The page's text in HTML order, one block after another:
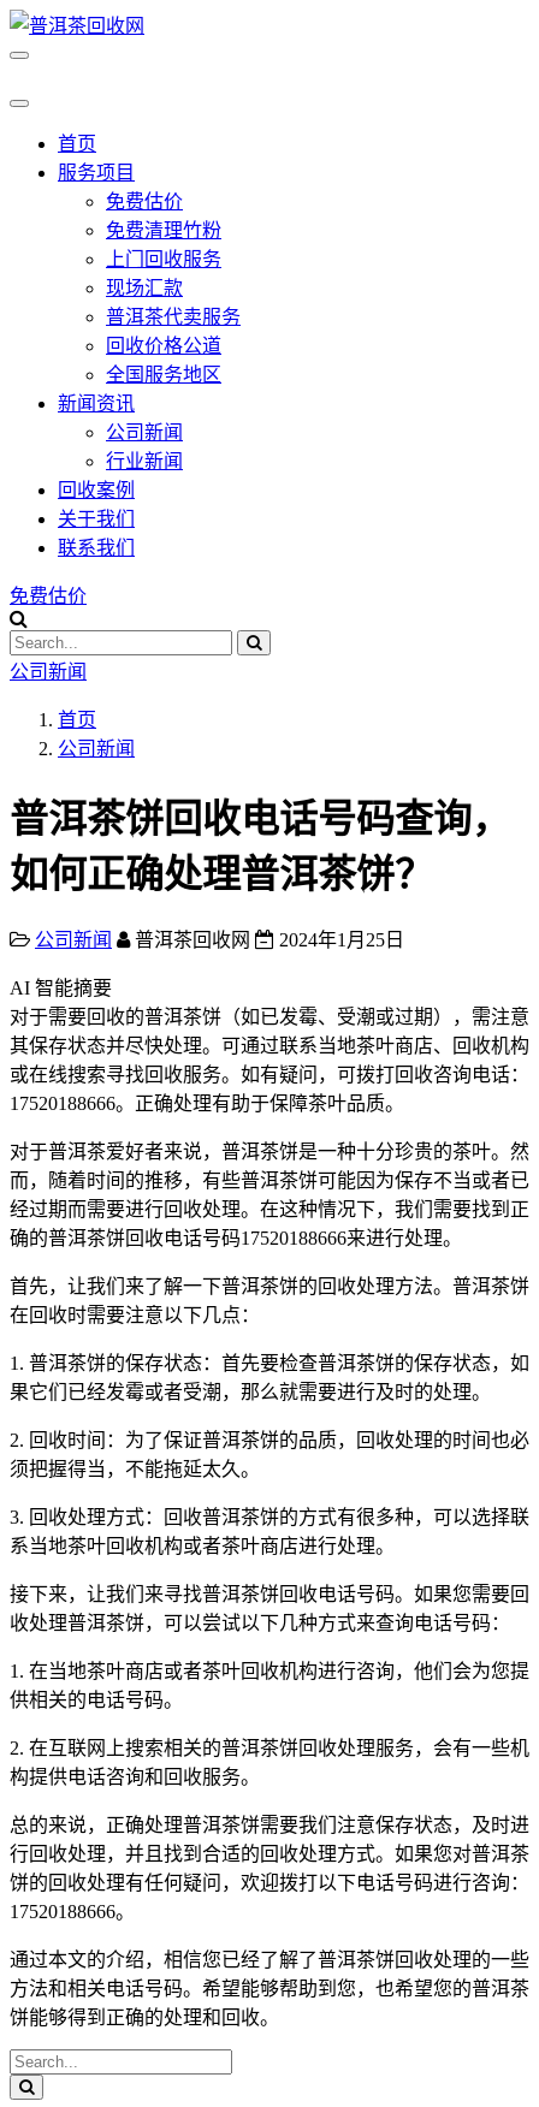
首页
服务项目
免费估价
免费清理竹粉
上门回收服务
现场汇款
普洱茶代卖服务
回收价格公道
全国服务地区
新闻资讯
公司新闻
行业新闻
回收案例
关于我们
联系我们
免费估价
公司新闻
首页
公司新闻
普洱茶饼回收电话号码查询，
如何正确处理普洱茶饼？
公司新闻 普洱茶回收网 2024年1月25日
AI 智能摘要
对于需要回收的普洱茶饼（如已发霉、受潮或过期），需注意
其保存状态并尽快处理。可通过联系当地茶叶商店、回收机构
或在线搜索寻找回收服务。如有疑问，可拨打回收咨询电话：
17520188666。正确处理有助于保障茶叶品质。
对于普洱茶爱好者来说，普洱茶饼是一种十分珍贵的茶叶。然
而，随着时间的推移，有些普洱茶饼可能因为保存不当或者已
经过期而需要进行回收处理。在这种情况下，我们需要找到正
确的普洱茶饼回收电话号码17520188666来进行处理。
首先，让我们来了解一下普洱茶饼的回收处理方法。普洱茶饼
在回收时需要注意以下几点：
1. 普洱茶饼的保存状态：首先要检查普洱茶饼的保存状态，如
果它们已经发霉或者受潮，那么就需要进行及时的处理。
2. 回收时间：为了保证普洱茶饼的品质，回收处理的时间也必
须把握得当，不能拖延太久。
3. 回收处理方式：回收普洱茶饼的方式有很多种，可以选择联
系当地茶叶回收机构或者茶叶商店进行处理。
接下来，让我们来寻找普洱茶饼回收电话号码。如果您需要回
收处理普洱茶饼，可以尝试以下几种方式来查询电话号码：
1. 在当地茶叶商店或者茶叶回收机构进行咨询，他们会为您提
供相关的电话号码。
2. 在互联网上搜索相关的普洱茶饼回收处理服务，会有一些机
构提供电话咨询和回收服务。
总的来说，正确处理普洱茶饼需要我们注意保存状态，及时进
行回收处理，并且找到合适的回收处理方式。如果您对普洱茶
饼的回收处理有任何疑问，欢迎拨打以下电话号码进行咨询：
17520188666。
通过本文的介绍，相信您已经了解了普洱茶饼回收处理的一些
方法和相关电话号码。希望能够帮助到您，也希望您的普洱茶
饼能够得到正确的处理和回收。